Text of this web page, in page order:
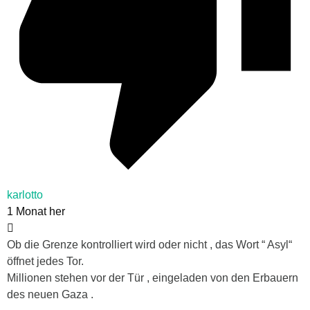
karlotto
1 Monat her
Ob die Grenze kontrolliert wird oder nicht , das Wort “ Asyl“
öffnet jedes Tor.
Millionen stehen vor der Tür , eingeladen von den Erbauern
des neuen Gaza .